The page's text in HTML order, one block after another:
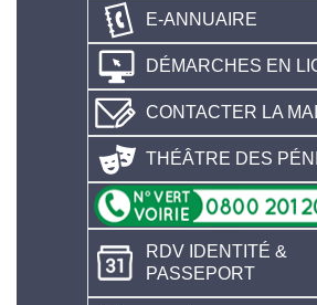
E-ANNUAIRE
DÉMARCHES EN
CONTACTER LA
THÉÂTRE DES
RDV IDENTITÉ &
PASSEPORT